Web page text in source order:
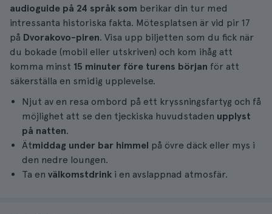
audioguide på 24 språk som berikar din tur med
intressanta historiska fakta. Mötesplatsen är vid pir 17
på Dvorakovo-piren. Visa upp biljetten som du fick när
du bokade (mobil eller utskriven) och kom ihåg att
komma minst 15 minuter före turens början för att
säkerställa en smidig upplevelse.
Njut av en resa ombord på ett kryssningsfartyg och få
möjlighet att se den tjeckiska huvudstaden upplyst
på natten.
Ätmiddag under bar himmel på övre däck eller mys i
den nedre loungen.
Ta en välkomstdrink i en avslappnad atmosfär.